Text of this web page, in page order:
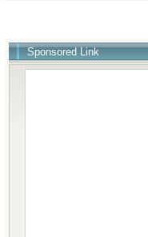
Sponsored Link